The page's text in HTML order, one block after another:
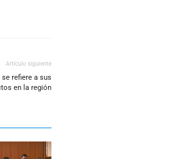
Artículo siguiente
refiere a sus
en la región